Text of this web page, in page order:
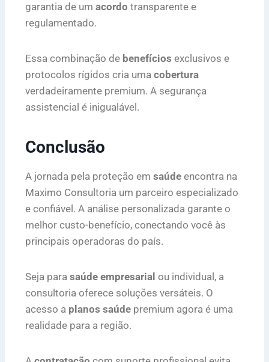
garantia de um acordo transparente e
regulamentado.
Essa combinação de benefícios exclusivos e
protocolos rígidos cria uma cobertura
verdadeiramente premium. A segurança
assistencial é inigualável.
Conclusão
A jornada pela proteção em saúde encontra na
Maximo Consultoria um parceiro especializado
e confiável. A análise personalizada garante o
melhor custo-benefício, conectando você às
principais operadoras do país.
Seja para saúde empresarial ou individual, a
consultoria oferece soluções versáteis. O
acesso a planos saúde premium agora é uma
realidade para a região.